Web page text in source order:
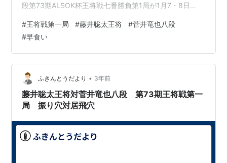
段第73期ALSOK杯王将戦七番勝負第1局が1月7・8日
井王将が120手で菅井八段に勝ち先勝しました。
https://t.co/DXHC40iIKv — 日本将棋連盟【公式】
(@shogi_jsa) January 8, 2024 先手・菅井竜也八段のノ
ーマル三間飛車、後手・藤井聡太王将の居飛車穴熊と
い…
#王将戦第一局 #藤井聡太王将 #菅井竜也八段
#早食い
ふきんとうだより • 3年前
藤井聡太王将対菅井竜也八段 第73期王将戦第一
局 振り穴対居飛穴